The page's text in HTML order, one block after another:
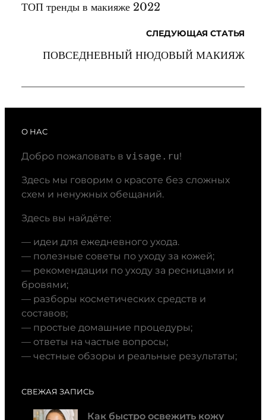
ТОП тренды в макияже 2022
СЛЕДУЮЩАЯ СТАТЬЯ
ПОВСЕДНЕВНЫЙ НЮДОВЫЙ МАКИЯЖ
О НАС
Добро пожаловать в visage.ru!
Здесь мы говорим о красоте без сложных
схем и ненужных обещаний.
Здесь вы найдёте:
— идеи для ежедневного ухода.
— полезные советы по уходу за кожей;
— рекомендации по уходу за ресницами и
бровями;
— разборы косметических средств и
составов;
— простые домашние процедуры;
— ответы на частые вопросы;
— честные обзоры и реальные результаты;
СВЕЖАЯ ЗАПИСЬ
Как быстро освежить кожу